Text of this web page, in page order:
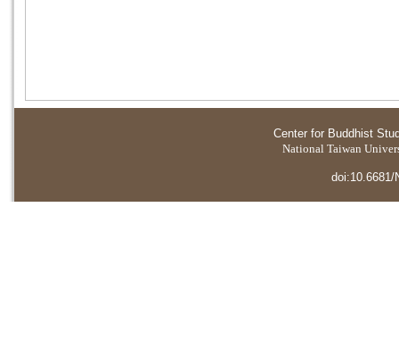
Center for Buddhist
National Taiwan
doi:10.6681/